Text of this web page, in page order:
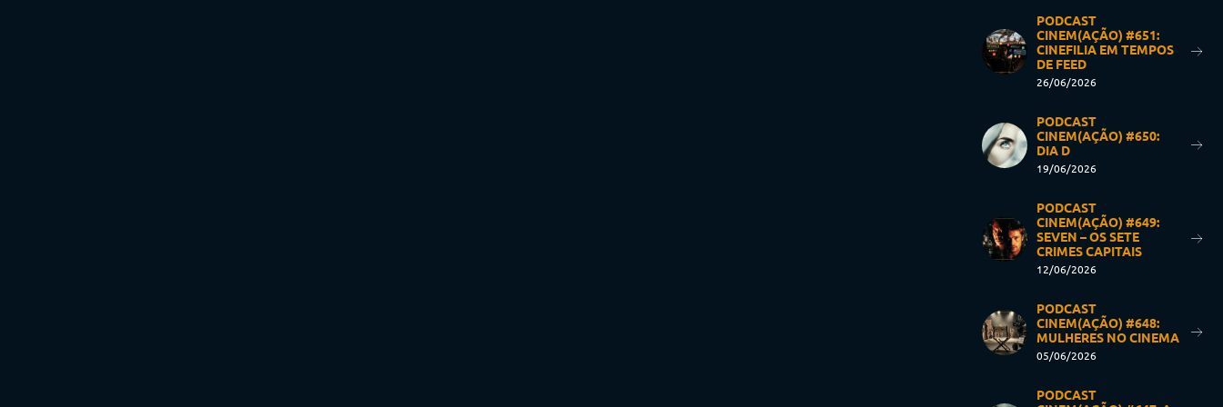
PODCAST
CINEM(AÇÃO) #651:
CINEFILIA EM TEMPOS
DE FEED
26/06/2026
PODCAST
CINEM(AÇÃO) #650:
DIA D
19/06/2026
PODCAST
CINEM(AÇÃO) #649:
SEVEN – OS SETE
CRIMES CAPITAIS
12/06/2026
PODCAST
CINEM(AÇÃO) #648:
MULHERES NO CINEMA
05/06/2026
PODCAST